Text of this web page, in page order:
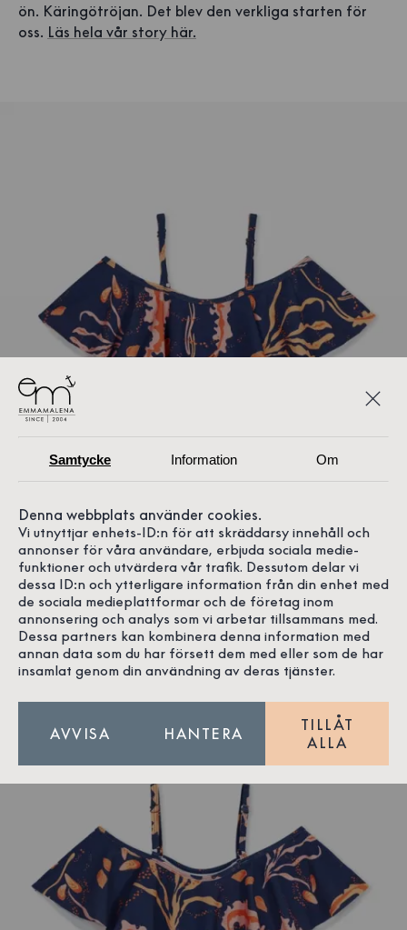
ön. Käringötröjan. Det blev den verkliga starten för
oss. Läs hela vår story här.
Samtycke Information Om
Denna webbplats använder cookies.
Vi utnyttjar enhets-ID:n för att skräddarsy innehåll och
annonser för våra användare, erbjuda sociala medie-
funktioner och utvärdera vår trafik. Dessutom delar vi
dessa ID:n och ytterligare information från din enhet med
de sociala medieplattformar och de företag inom
annonsering och analys som vi arbetar tillsammans med.
Dessa partners kan kombinera denna information med
annan data som du har försett dem med eller som de har
insamlat genom din användning av deras tjänster.
AVVISA HANTERA
TILLÅT
ALLA